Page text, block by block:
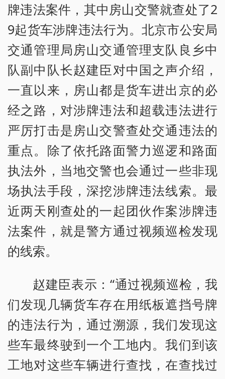
牌违法案件，其中房山交警就查处了2
9起货车涉牌违法行为。北京市公安局
交通管理局房山交通管理支队良乡中
队副中队长赵建臣对中国之声介绍，
一直以来，房山都是货车进出京的必
经之路，对涉牌违法和超载违法进行
严厉打击是房山交警查处交通违法的
重点。除了依托路面警力巡逻和路面
执法外，当地交警也会通过一些非现
场执法手段，深挖涉牌违法线索。最
近两天刚查处的一起团伙作案涉牌违
法案件，就是警方通过视频巡检发现
的线索。
赵建臣表示：“通过视频巡检，我
们发现几辆货车存在用纸板遮挡号牌
的违法行为，通过溯源，我们发现这
些车最终驶到一个工地内。我们到该
工地对这些车辆进行查找，在查找过